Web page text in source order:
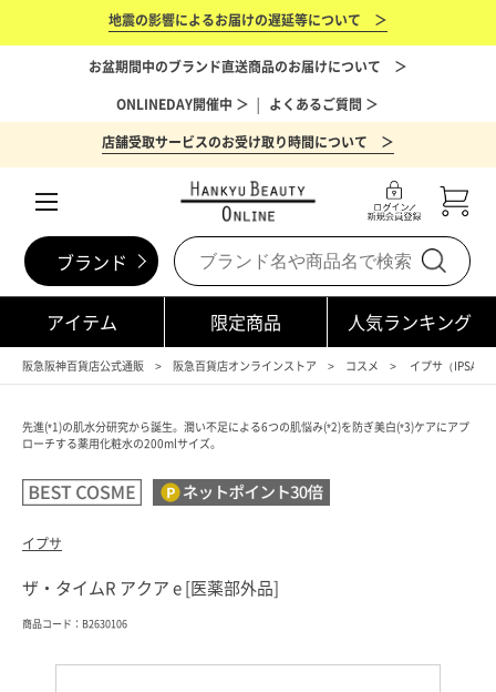
地震の影響によるお届けの遅延等について ＞
お盆期間中のブランド直送商品のお届けについて ＞
ONLINEDAY開催中 ＞ │ よくあるご質問 ＞
店舗受取サービスのお受け取り時間について ＞
ブランド
アイテム 限定商品 人気ランキング
阪急阪神百貨店公式通販 阪急百貨店オンラインストア コスメ イプサ（IPSA）
先進(*1)の肌水分研究から誕生。潤い不足による6つの肌悩み(*2)を防ぎ美白(*3)ケアにアプ
ローチする薬用化粧水の200mlサイズ。
イプサ
ザ・タイムR アクア e [医薬部外品]
商品コード：B2630106